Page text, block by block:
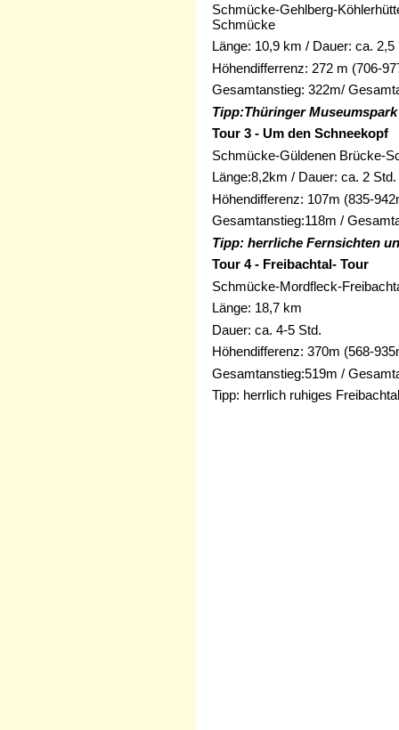
Schmücke-Gehlberg-
Schmücke
Länge: 10,9 km / Dauer: ca. 2,5
Höhendifferrenz: 272 m (706-
Gesamtanstieg: 322m/
Tipp:Thüringer
Tour 3 - Um den Schneekopf
Schmücke-Güldenen Brücke-
Länge:8,2km / Dauer: ca. 2 Std.
Höhendifferenz: 107m (835-
Gesamtanstieg:118m /
Tipp: herrliche Fernsichten
Tour 4 - Freibachtal- Tour
Schmücke-Mordfleck-
Länge: 18,7 km
Dauer: ca. 4-5 Std.
Höhendifferenz: 370m (568-
Gesamtanstieg:519m /
Tipp: herrlich ruhiges